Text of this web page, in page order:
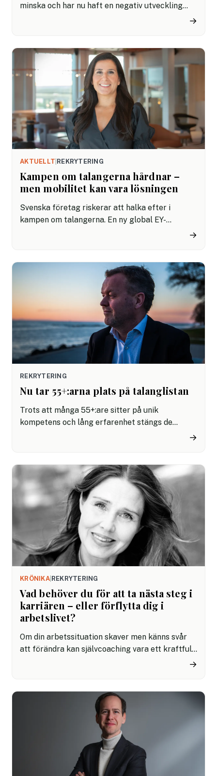
minska och har nu haft en negativ utveckling
→
AKTUELLT REKRYTERING
Kampen om talangerna hårdnar –
men mobilitet kan vara lösningen
Svenska företag riskerar att halka efter i
kampen om talangerna. En ny global EY-
kompetensbristen. Trots det saknar många
svenska företag strukturer för att använda
mobilitet som en del av sin affärsstrategi.
→
REKRYTERING
Nu tar 55+:arna plats på talanglistan
Trots att många 55+:are sitter på unik
kompetens och lång erfarenhet stängs de
företag som attraherar – och de som misslyckas
– samt presentera en rapport om varför
fördomar om ålder fortfarande präglar
rekryteringar i Sverige.
→
KRÖNIKA| REKRYTERING
Vad behöver du för att ta nästa steg i
karriären – eller förflytta dig i
arbetslivet?
Om din arbetssituation skaver men känns svår
att förändra kan självcoaching vara ett kraftfullt
→